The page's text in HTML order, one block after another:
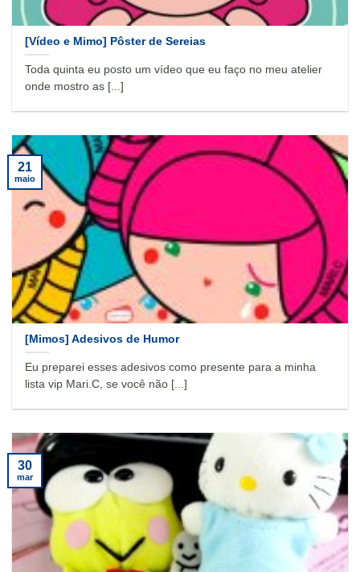
[Vídeo e Mimo] Pôster de Sereias
Toda quinta eu posto um vídeo que eu faço no meu atelier
onde mostro as [...]
[Mimos] Adesivos de Humor
Eu preparei esses adesivos como presente para a minha
lista vip Mari.C, se você não [...]
21
maio
30
mar